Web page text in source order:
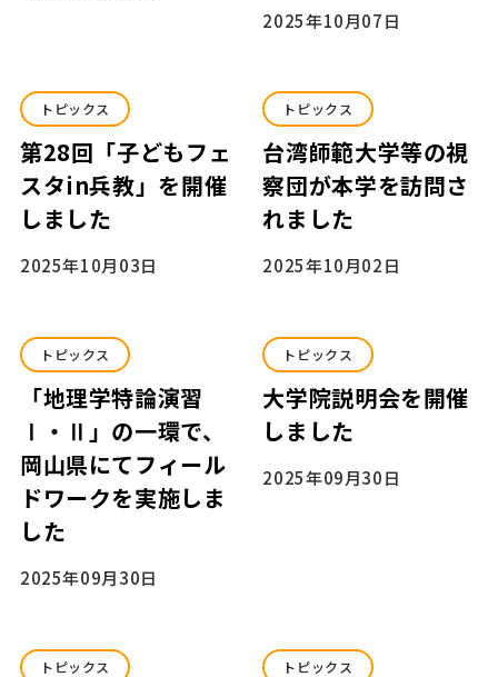
2025年10月07日
トピックス
第28回「子どもフェ
スタin兵教」を開催
しました
2025年10月03日
トピックス
台湾師範大学等の視
察団が本学を訪問さ
れました
2025年10月02日
トピックス
「地理学特論演習
Ⅰ・Ⅱ」の一環で、
岡山県にてフィール
ドワークを実施しま
した
2025年09月30日
トピックス
大学院説明会を開催
しました
2025年09月30日
トピックス トピックス